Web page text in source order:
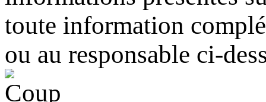
toute information
ou au responsable ci-